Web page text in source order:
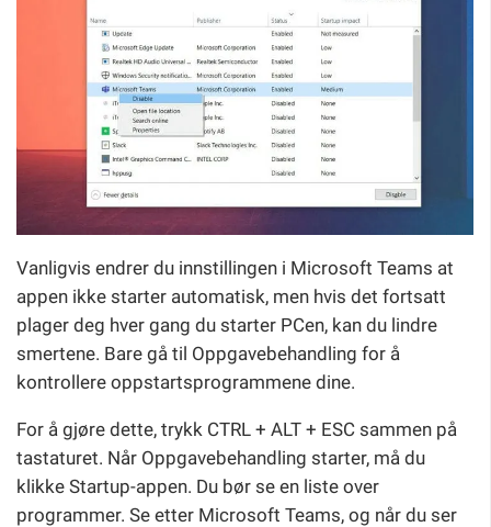
Vanligvis endrer du innstillingen i Microsoft Teams at
appen ikke starter automatisk, men hvis det fortsatt
plager deg hver gang du starter PCen, kan du lindre
smertene. Bare gå til Oppgavebehandling for å
kontrollere oppstartsprogrammene dine.
For å gjøre dette, trykk CTRL + ALT + ESC sammen på
tastaturet. Når Oppgavebehandling starter, må du
klikke Startup-appen. Du bør se en liste over
programmer. Se etter Microsoft Teams, og når du ser